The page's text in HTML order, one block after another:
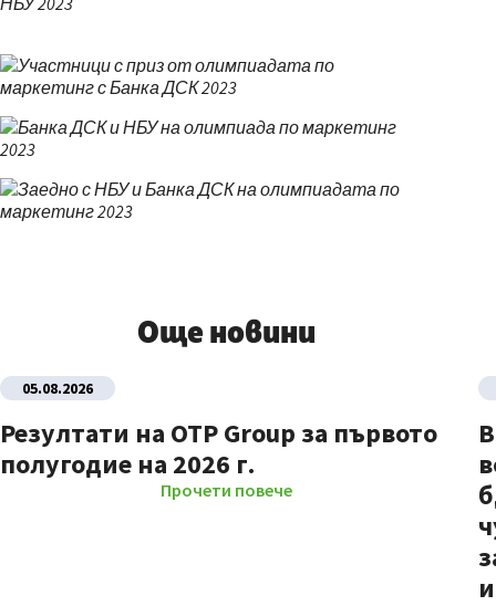
Още новини
05.08.2026
Резултати на OTP Group за първото
полугодие на 2026 г.
Прочети повече